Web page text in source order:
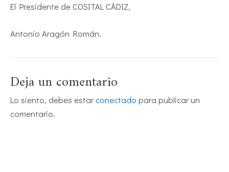
El Presidente de COSITAL CÁDIZ,
Antonio Aragón Román.
Deja un comentario
Lo siento, debes estarconectado para publicar un
comentario.